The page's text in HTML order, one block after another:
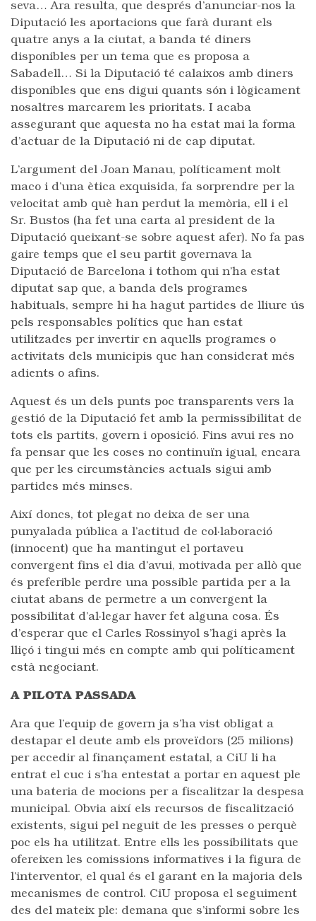
seva… Ara resulta, que després d’anunciar-nos la
Diputació les aportacions que farà durant els
quatre anys a la ciutat, a banda té diners
disponibles per un tema que es proposa a
Sabadell… Si la Diputació té calaixos amb diners
disponibles que ens digui quants són i lògicament
nosaltres marcarem les prioritats. I acaba
assegurant que aquesta no ha estat mai la forma
d’actuar de la Diputació ni de cap diputat.
L’argument del Joan Manau, políticament molt
maco i d’una ètica exquisida, fa sorprendre per la
velocitat amb què han perdut la memòria, ell i el
Sr. Bustos (ha fet una carta al president de la
Diputació queixant-se sobre aquest afer). No fa pas
gaire temps que el seu partit governava la
Diputació de Barcelona i tothom qui n’ha estat
diputat sap que, a banda dels programes
habituals, sempre hi ha hagut partides de lliure ús
pels responsables polítics que han estat
utilitzades per invertir en aquells programes o
activitats dels municipis que han considerat més
adients o afins.
Aquest és un dels punts poc transparents vers la
gestió de la Diputació fet amb la permissibilitat de
tots els partits, govern i oposició. Fins avui res no
fa pensar que les coses no continuïn igual, encara
que per les circumstàncies actuals sigui amb
partides més minses.
Així doncs, tot plegat no deixa de ser una
punyalada pública a l’actitud de col·laboració
(innocent) que ha mantingut el portaveu
convergent fins el dia d’avui, motivada per allò que
és preferible perdre una possible partida per a la
ciutat abans de permetre a un convergent la
possibilitat d’al·legar haver fet alguna cosa. És
d’esperar que el Carles Rossinyol s’hagi après la
lliçó i tingui més en compte amb qui políticament
està negociant.
A PILOTA PASSADA
Ara que l’equip de govern ja s’ha vist obligat a
destapar el deute amb els proveïdors (25 milions)
per accedir al finançament estatal, a CiU li ha
entrat el cuc i s’ha entestat a portar en aquest ple
una bateria de mocions per a fiscalitzar la despesa
municipal. Obvia així els recursos de fiscalització
existents, sigui pel neguit de les presses o perquè
poc els ha utilitzat. Entre ells les possibilitats que
ofereixen les comissions informatives i la figura de
l’interventor, el qual és el garant en la majoria dels
mecanismes de control. CiU proposa el seguiment
des del mateix ple: demana que s’informi sobre les